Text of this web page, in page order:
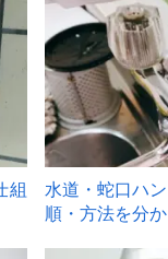
組
2
水道・蛇口ハ
順・方法を分